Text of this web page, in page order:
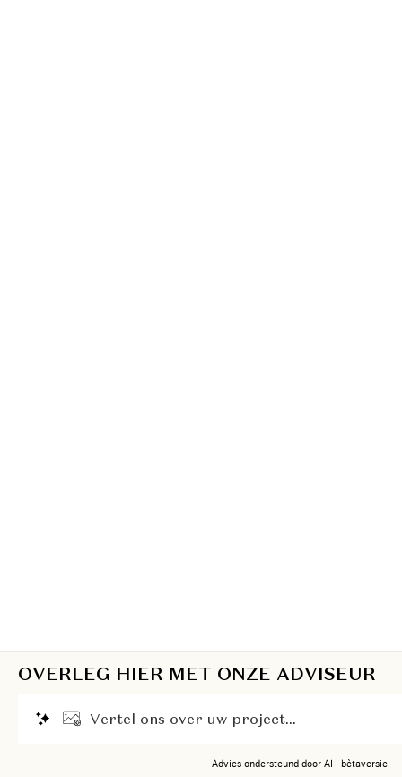
OVERLEG HIER MET ONZE ADVISEUR
Vertel ons over uw project...
Advies ondersteund door AI - bètaversie.